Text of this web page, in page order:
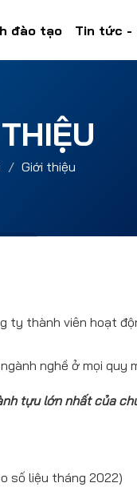
đào tạo Tin tức -
Giới thiệu
ty thành viên hoạt
nghề ở mọi
tựu lớn nhất của
số liệu tháng 2022)